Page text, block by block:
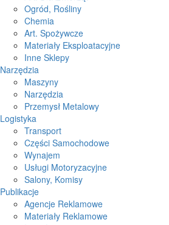
Ogród, Rośliny
Chemia
Art. Spożywcze
Materiały Eksploatacyjne
Inne Sklepy
Narzędzia
Maszyny
Narzędzia
Przemysł Metalowy
Logistyka
Transport
Części Samochodowe
Wynajem
Usługi Motoryzacyjne
Salony, Komisy
Publikacje
Agencje Reklamowe
Materiały Reklamowe